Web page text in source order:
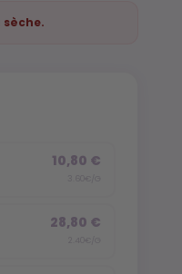
10,80 €
28,80 €